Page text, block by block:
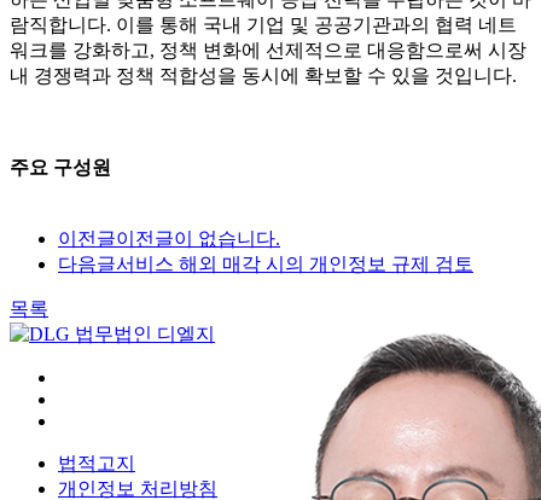
람직합니다. 이를 통해 국내 기업 및 공공기관과의 협력 네트
워크를 강화하고, 정책 변화에 선제적으로 대응함으로써 시장
내 경쟁력과 정책 적합성을 동시에 확보할 수 있을 것입니다.
주요 구성원
이전글이전글이 없습니다.
다음글서비스 해외 매각 시의 개인정보 규제 검토
목록
법적고지
개인정보 처리방침